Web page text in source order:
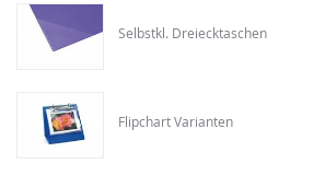
Selbstkl. Dreiecktaschen
Flipchart Varianten